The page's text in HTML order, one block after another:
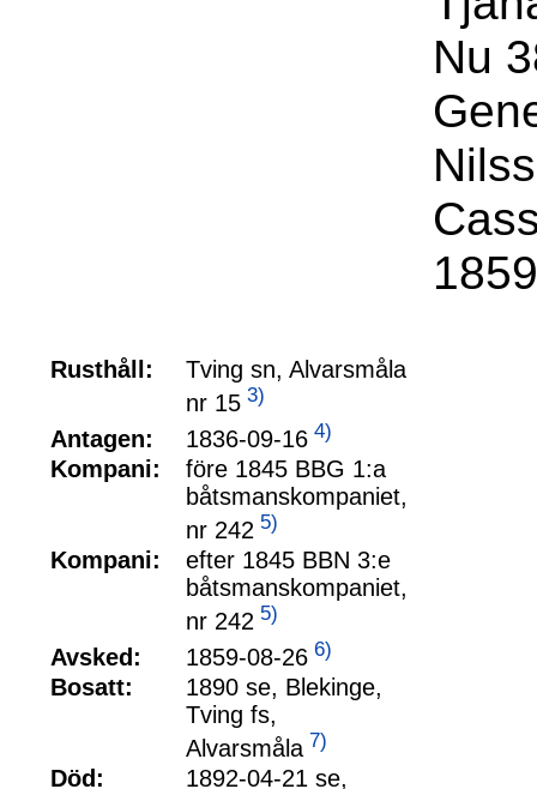
Nu
Rusthåll:
Tving sn, Alvarsmåla
nr 15 3)
Antagen: 1836-09-16 4)
Kompani:
före 1845 BBG 1:a
båtsmanskompaniet,
nr 242 5)
Kompani:
efter 1845 BBN 3:e
båtsmanskompaniet,
nr 242 5)
Avsked: 1859-08-26 6)
Bosatt:
1890 se, Blekinge,
Tving fs,
Alvarsmåla 7)
Död: 1892-04-21 se,